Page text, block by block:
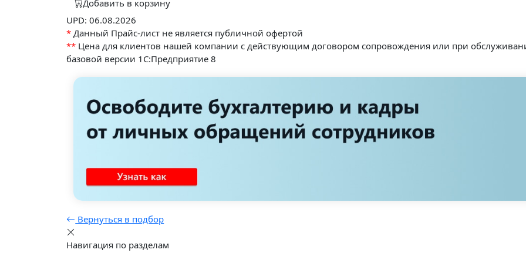
Добавить в корзину
UPD: 06.08.2026
* Данный Прайс-лист не является публичной офертой
** Цена для клиентов нашей компании с действующим договором сопровождения или при
базовой версии 1С:Предприятие 8
Вернуться в подбор
Навигация по разделам